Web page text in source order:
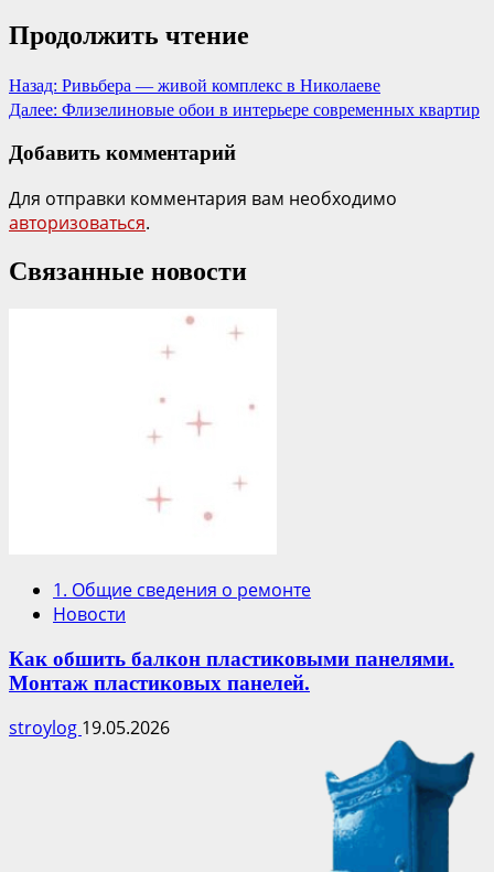
Продолжить чтение
Назад: Ривьбера — живой комплекс в Николаеве
Далее: Флизелиновые обои в интерьере современных квартир
Добавить комментарий
Для отправки комментария вам необходимо
авторизоваться.
Связанные новости
1. Общие сведения о ремонте
Новости
Как обшить балкон пластиковыми панелями.
Монтаж пластиковых панелей.
stroylog 19.05.2026